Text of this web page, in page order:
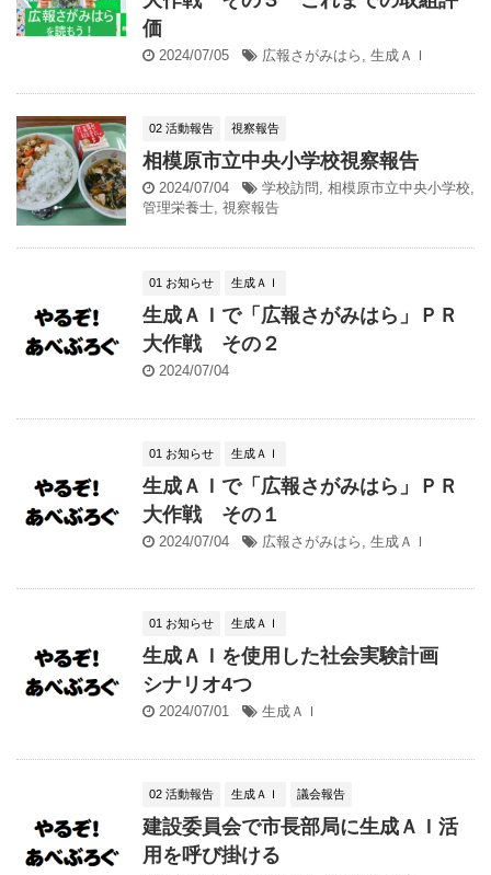
価
2024/07/05 広報さがみはら , 生成ＡＩ
02 活動報告 視察報告
相模原市立中央小学校視察報告
2024/07/04 学校訪問 , 相模原市立中央小学校,
管理栄養士, 視察報告
01 お知らせ 生成ＡＩ
生成ＡＩで「広報さがみはら」ＰＲ
大作戦 その２
2024/07/04
01 お知らせ 生成ＡＩ
生成ＡＩで「広報さがみはら」ＰＲ
大作戦 その１
2024/07/04 広報さがみはら 生成ＡＩ
01 お知らせ 生成ＡＩ
生成ＡＩを使用した社会実験計画
シナリオ4つ
2024/07/01 生成ＡＩ
02 活動報告 生成ＡＩ 議会報告
建設委員会で市長部局に生成ＡＩ活
用を呼び掛ける